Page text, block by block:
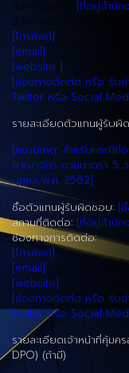
สถานที่ติดต่อ: [ที่อยู่สำนัก
ช่องทางการติดต่อ:
[โทรศัพท์]
[email]
[website ]
[ช่องทางติดต่อ หรือ รับข่
Twitter หรือ Social
รายละเอียดตัวแทนผู้รับผิ
[หมายเหตุ: สำหรับกรณีที่
อาณาจักร ตามมาตรา 5
บุคคล พ.ศ. 2562]
ชื่อตัวแทนผู้รับผิดชอบ: [
สถานที่ติดต่อ: [ที่อยู่สำนัก
ช่องทางการติดต่อ:
[โทรศัพท์]
[email]
[website]
[ช่องทางติดต่อ หรือ รับข่
Twitter หรือ Social
รายละเอียดเจ้าหน้าที่คุ้
DPO) (ถ้ามี)